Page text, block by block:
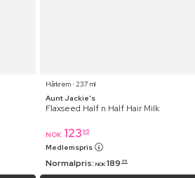
Hårkrem ⋅ 237 ml
Aunt Jackie's
Flaxseed Half n Half Hair Milk
NOK 123 95
Medlemspris
Normalpris: NOK 189 95